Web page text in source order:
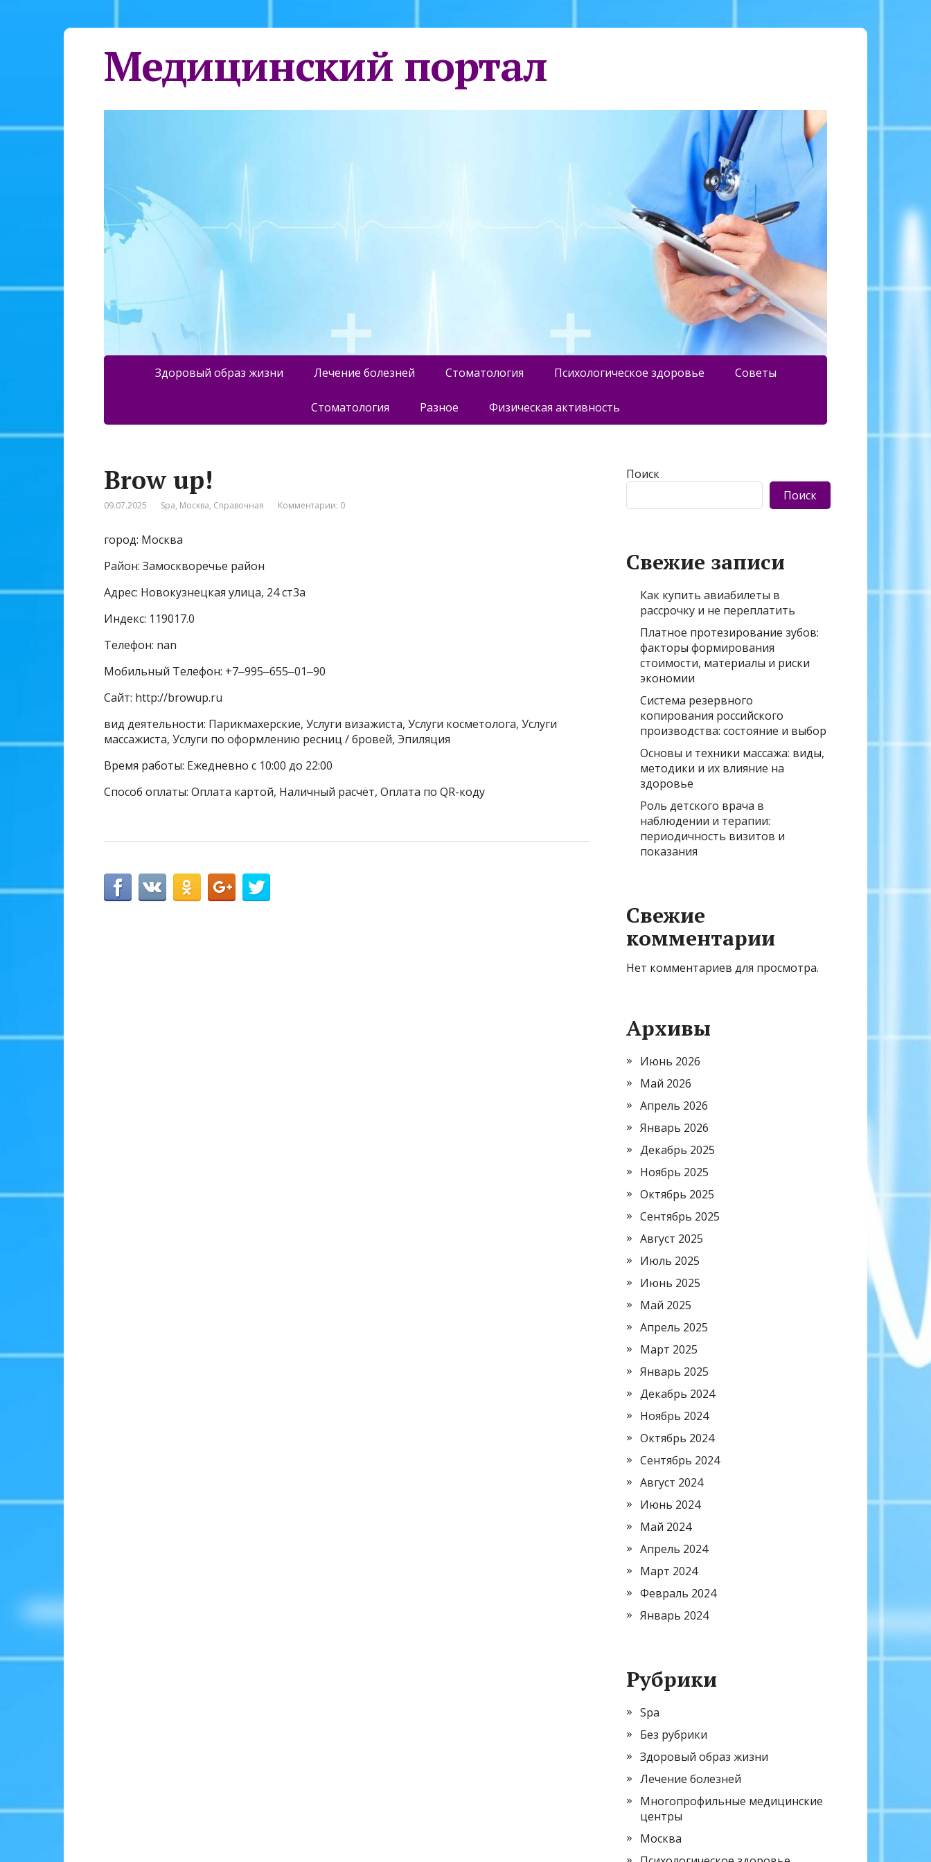
Медицинский портал
Здоровый образ жизни Лечение болезней Стоматология Психологическое здоровье Советы
Стоматология Разное Физическая активность
Brow up!
09.07.2025 Spa, Москва, Справочная Комментарии: 0
город: Москва
Район: Замоскворечье район
Адрес: Новокузнецкая улица, 24 ст3а
Индекс: 119017.0
Телефон: nan
Мобильный Телефон: +7‒995‒655‒01‒90
Сайт: http://browup.ru
вид деятельности: Парикмахерские, Услуги визажиста, Услуги косметолога, Услуги
массажиста, Услуги по оформлению ресниц / бровей, Эпиляция
Время работы: Ежедневно с 10:00 до 22:00
Способ оплаты: Оплата картой, Наличный расчёт, Оплата по QR-коду
Поиск
Поиск
Свежие записи
Как купить авиабилеты в
рассрочку и не переплатить
Платное протезирование зубов:
факторы формирования
стоимости, материалы и риски
экономии
Система резервного
копирования российского
производства: состояние и выбор
Основы и техники массажа: виды,
методики и их влияние на
здоровье
Роль детского врача в
наблюдении и терапии:
периодичность визитов и
показания
Свежие
комментарии
Нет комментариев для просмотра.
Архивы
Июнь 2026
Май 2026
Апрель 2026
Январь 2026
Декабрь 2025
Ноябрь 2025
Октябрь 2025
Сентябрь 2025
Август 2025
Июль 2025
Июнь 2025
Май 2025
Апрель 2025
Март 2025
Январь 2025
Декабрь 2024
Ноябрь 2024
Октябрь 2024
Сентябрь 2024
Август 2024
Июнь 2024
Май 2024
Апрель 2024
Март 2024
Февраль 2024
Январь 2024
Рубрики
Spa
Без рубрики
Здоровый образ жизни
Лечение болезней
Многопрофильные медицинские
центры
Москва